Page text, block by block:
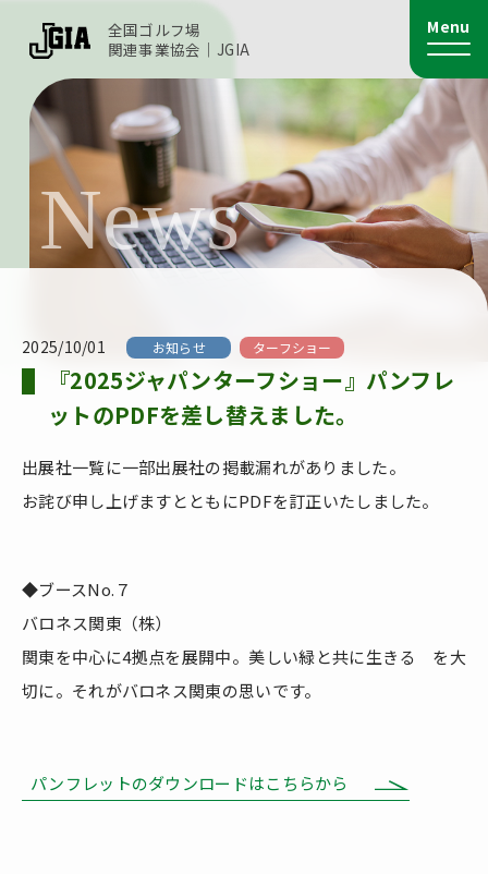
全国ゴルフ場
関連事業協会｜JGIA
Menu
2025/10/01 お知らせ ターフショー
『2025ジャパンターフショー』パンフレ
ットのPDFを差し替えました。
出展社一覧に一部出展社の掲載漏れがありました。
お詫び申し上げますとともにPDFを訂正いたしました。
◆ブースNo.７
バロネス関東（株）
関東を中心に4拠点を展開中。美しい緑と共に生きる を大
切に。それがバロネス関東の思いです。
パンフレットのダウンロードはこちらから